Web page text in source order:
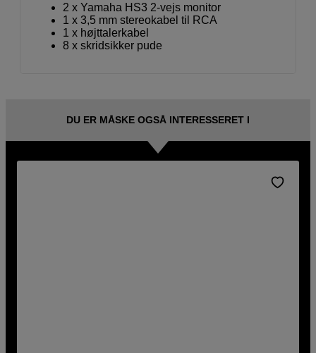
2 x Yamaha HS3 2-vejs monitor
1 x 3,5 mm stereokabel til RCA
1 x højttalerkabel
8 x skridsikker pude
DU ER MÅSKE OGSÅ INTERESSERET I